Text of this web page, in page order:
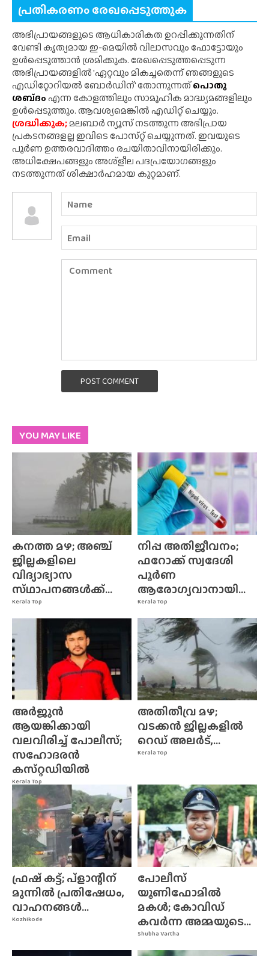
പ്രതികരണം രേഖപ്പെടുത്തുക
അഭിപ്രായങ്ങളുടെ ആധികാരികത ഉറപ്പിക്കുന്നതിന്
വേണ്ടി കൃത്യമായ ഇ-മെയിൽ വിലാസവും ഫോട്ടോയും
ഉൾപ്പെടുത്താൻ ശ്രമിക്കുക. രേഖപ്പെടുത്തപ്പെടുന്ന
അഭിപ്രായങ്ങളിൽ 'ഏറ്റവും മികച്ചതെന്ന് ഞങ്ങളുടെ
എഡിറ്റോറിയൽ ബോർഡിന്' തോന്നുന്നത്പൊതു
ശബ്‌ദംഎന്ന കോളത്തിലും സാമൂഹിക മാദ്ധ്യമങ്ങളിലും
ഉൾപ്പെടുത്തും. ആവശ്യമെങ്കിൽ എഡിറ്റ് ചെയ്യും.
ശ്രദ്ധിക്കുക;മലബാർ ന്യൂസ് നടത്തുന്ന അഭിപ്രായ
പ്രകടനങ്ങളല്ല ഇവിടെ പോസ്‌റ്റ് ചെയ്യുന്നത്. ഇവയുടെ
പൂർണ ഉത്തരവാദിത്തം രചയിതാവിനായിരിക്കും.
അധിക്ഷേപങ്ങളും അശ്‌ളീല പദപ്രയോഗങ്ങളും
നടത്തുന്നത് ശിക്ഷാർഹമായ കുറ്റമാണ്.
POST COMMENT
YOU MAY LIKE
Kerala Top
കനത്ത മഴ; അഞ്ച്
ജില്ലകളിലെ
വിദ്യാഭ്യാസ
സ്‌ഥാപനങ്ങൾക്ക്‌...
Kerala Top
നിപ്പ അതിജീവനം;
ഫറോക്ക് സ്വദേശി
പൂർണ
ആരോഗ്യവാനായി...
Kerala Top
അർജുൻ
ആയങ്കിക്കായി
വലവിരിച്ച് പോലീസ്;
സഹോദരൻ
കസ്‌റ്റഡിയിൽ
Kerala Top
അതിതീവ്ര മഴ;
വടക്കൻ ജില്ലകളിൽ
റെഡ് അലർട്,...
Kozhikode
ഫ്രഷ് കട്ട്; പ്ളാന്റിന്
മുന്നിൽ പ്രതിഷേധം,
വാഹനങ്ങൾ...
Shubha Vartha
പോലീസ്
യൂണിഫോമിൽ
മകൾ; കോവിഡ്
കവർന്ന അമ്മയുടെ...